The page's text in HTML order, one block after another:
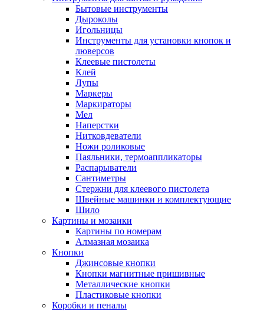
Бытовые инструменты
Дыроколы
Игольницы
Инструменты для установки кнопок и
люверсов
Клеевые пистолеты
Клей
Лупы
Маркеры
Маркираторы
Мел
Наперстки
Нитковдеватели
Ножи роликовые
Паяльники, термоаппликаторы
Распарыватели
Сантиметры
Стержни для клеевого пистолета
Швейные машинки и комплектующие
Шило
Картины и мозаики
Картины по номерам
Алмазная мозаика
Кнопки
Джинсовые кнопки
Кнопки магнитные пришивные
Металлические кнопки
Пластиковые кнопки
Коробки и пеналы